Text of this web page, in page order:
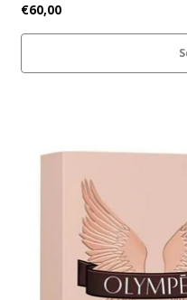
€60,00